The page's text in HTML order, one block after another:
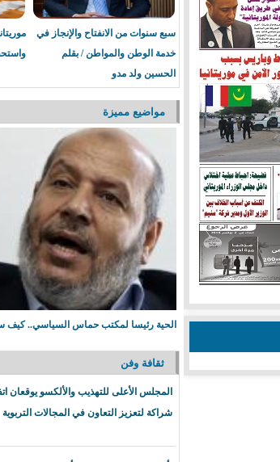
سبع سنوات من الانفتاح والإنجاز في
خدمة الوطن والمواطن / بقلم
الحسين ولد مدو
مواضيع مميزة
الحية رئيسا لمكتب حماس السياسي.. كيف
ثقافة وفن
المجلس الأعلى للتهذيب والألكسو يوقعان
شراكة لتعزيز التعاون في المجالات التربوية